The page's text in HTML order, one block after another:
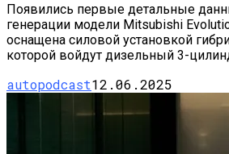
Появились первые детальные
генерации модели Mitsubishi
оснащена силовой установкой
которой войдут дизельный 3-
autopodcast12.06.2025